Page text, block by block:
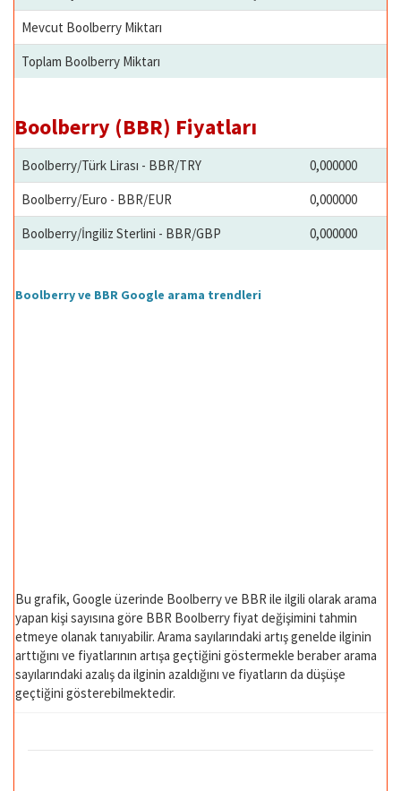
Mevcut Boolberry Miktarı
Toplam Boolberry Miktarı
Boolberry (BBR) Fiyatları
Boolberry/Türk Lirası - BBR/TRY
0,000000
Boolberry/Euro - BBR/EUR
0,000000
Boolberry/İngiliz Sterlini - BBR/GBP
0,000000
Boolberry ve BBR Google arama trendleri
Bu grafik, Google üzerinde Boolberry ve BBR ile ilgili olarak arama
yapan kişi sayısına göre BBR Boolberry fiyat değişimini tahmin
etmeye olanak tanıyabilir. Arama sayılarındaki artış genelde ilginin
arttığını ve fiyatlarının artışa geçtiğini göstermekle beraber arama
sayılarındaki azalış da ilginin azaldığını ve fiyatların da düşüşe
geçtiğini gösterebilmektedir.